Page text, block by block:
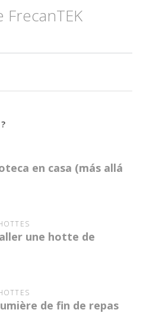
FrecanTEK
en casa (más allá
une hotte de
de fin de repas